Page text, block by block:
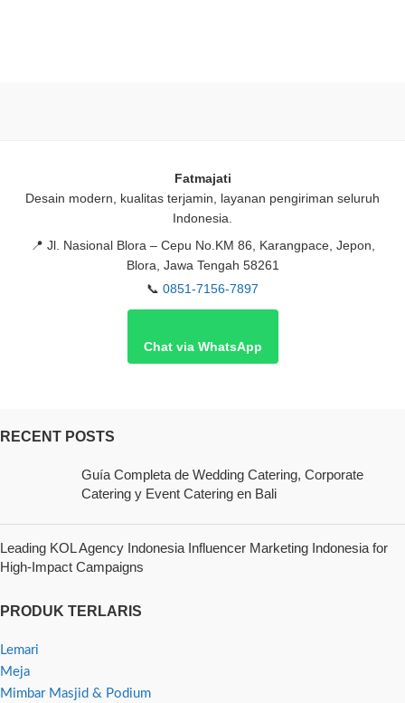
Fatmajati
Desain modern, kualitas terjamin, layanan pengiriman seluruh
Indonesia.
📍 Jl. Nasional Blora – Cepu No.KM 86, Karangpace, Jepon,
Blora, Jawa Tengah 58261
📞 0851-7156-7897
Chat via WhatsApp
RECENT POSTS
Guía Completa de Wedding Catering, Corporate
Catering y Event Catering en Bali
Leading KOL Agency Indonesia Influencer Marketing Indonesia for
High-Impact Campaigns
PRODUK TERLARIS
Lemari
Meja
Mimbar Masjid & Podium